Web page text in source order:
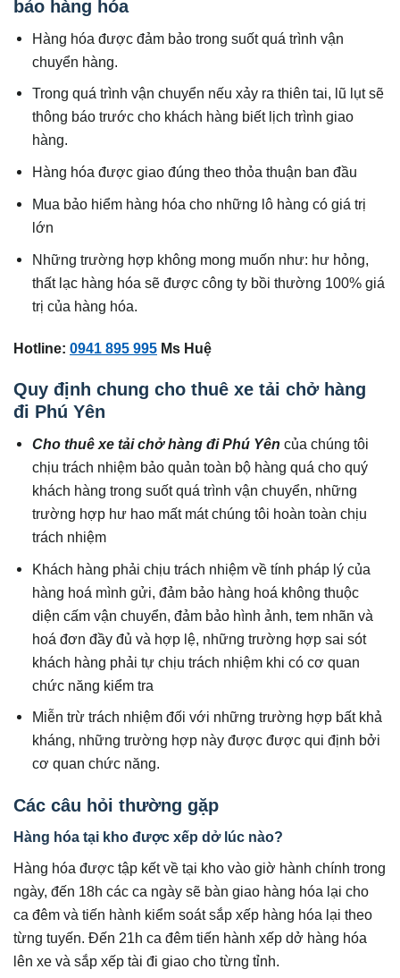
bảo hàng hóa
Hàng hóa được đảm bảo trong suốt quá trình vận
chuyển hàng.
Trong quá trình vận chuyển nếu xảy ra thiên tai, lũ lụt sẽ
thông báo trước cho khách hàng biết lịch trình giao
hàng.
Hàng hóa được giao đúng theo thỏa thuận ban đầu
Mua bảo hiểm hàng hóa cho những lô hàng có giá trị
lớn
Những trường hợp không mong muốn như: hư hỏng,
thất lạc hàng hóa sẽ được công ty bồi thường 100% giá
trị của hàng hóa.
Hotline: 0941 895 995 Ms Huệ
Quy định chung cho thuê xe tải chở hàng
đi Phú Yên
Cho thuê xe tải chở hàng đi Phú Yêncủa chúng tôi
chịu trách nhiệm bảo quản toàn bộ hàng quá cho quý
khách hàng trong suốt quá trình vận chuyển, những
trường hợp hư hao mất mát chúng tôi hoàn toàn chịu
trách nhiệm
Khách hàng phải chịu trách nhiệm về tính pháp lý của
hàng hoá mình gửi, đảm bảo hàng hoá không thuộc
diện cấm vận chuyển, đảm bảo hình ảnh, tem nhãn và
hoá đơn đầy đủ và hợp lệ, những trường hợp sai sót
khách hàng phải tự chịu trách nhiệm khi có cơ quan
chức năng kiểm tra
Miễn trừ trách nhiệm đối với những trường hợp bất khả
kháng, những trường hợp này được được qui định bởi
cơ quan chức năng.
Các câu hỏi thường gặp
Hàng hóa tại kho được xếp dở lúc nào?
Hàng hóa được tập kết về tại kho vào giờ hành chính trong
ngày, đến 18h các ca ngày sẽ bàn giao hàng hóa lại cho
ca đêm và tiến hành kiểm soát sắp xếp hàng hóa lại theo
từng tuyến. Đến 21h ca đêm tiến hành xếp dở hàng hóa
lên xe và sắp xếp tài đi giao cho từng tỉnh.